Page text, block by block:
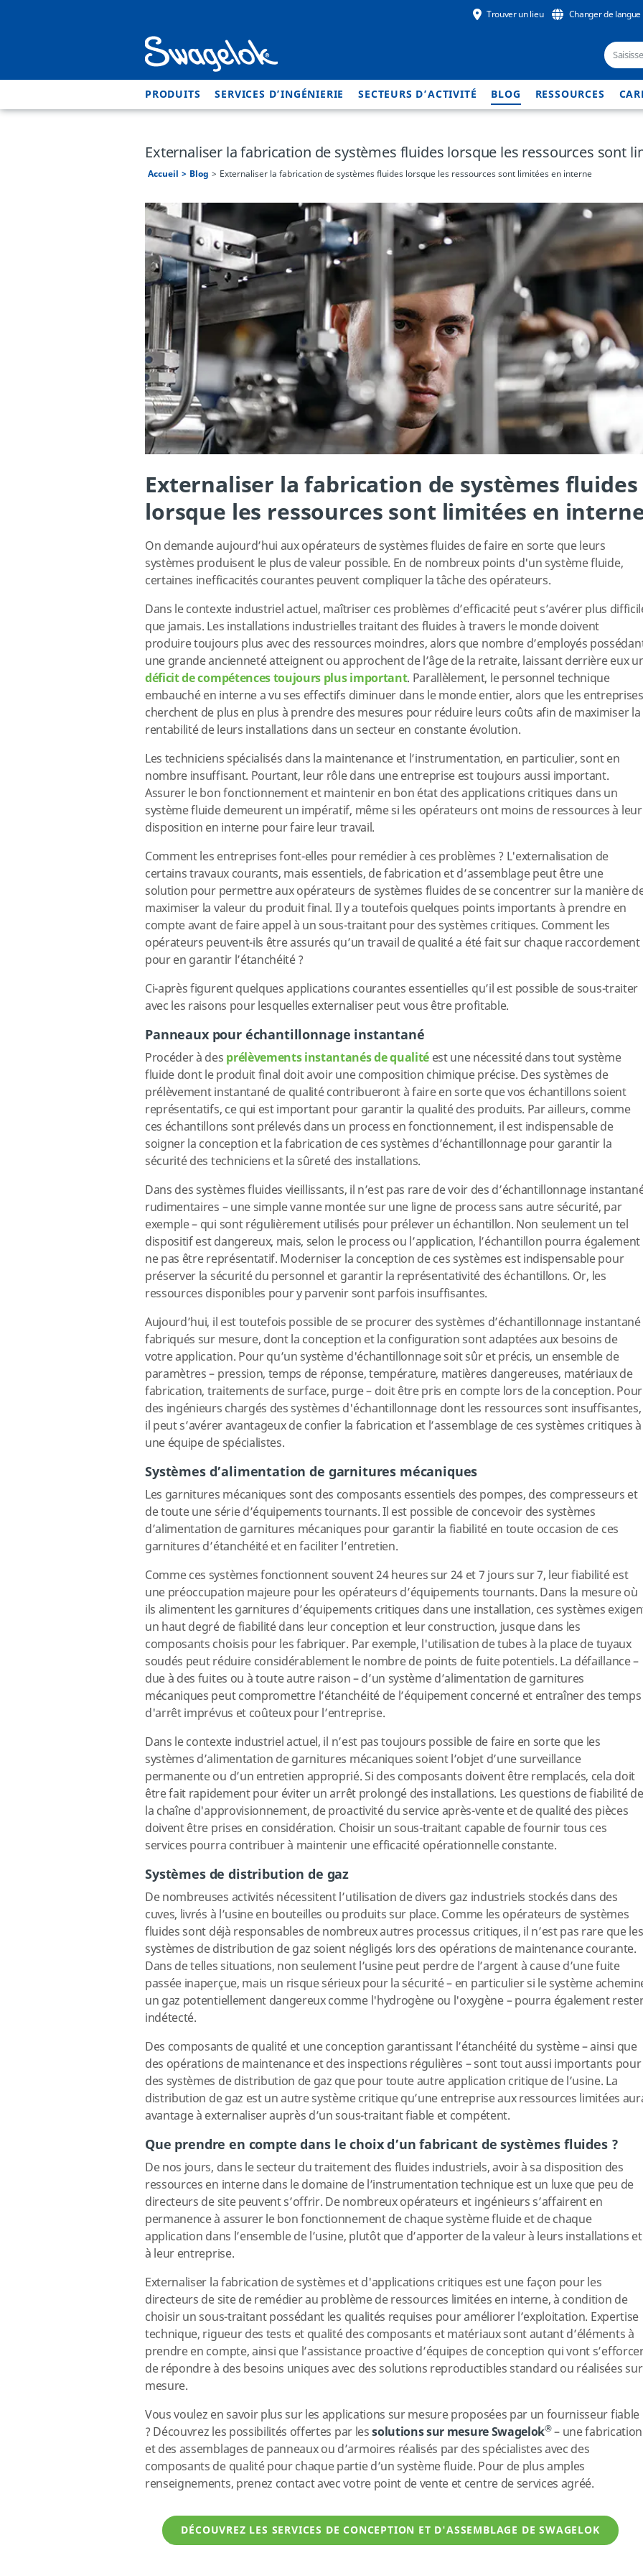
Trouver un lieu Changer de langue
PRODUITS SERVICES D’INGÉNIERIE SECTEURS D’ACTIVITÉ BLOG RESSOURCES
Externaliser la fabrication de systèmes fluides lorsque les ressources sont
Accueil Blog Externaliser la fabrication de systèmes fluides lorsque les ressources sont limitées en interne
Externaliser la fabrication de systèmes fluides
lorsque les ressources sont limitées en
On demande aujourd’hui aux opérateurs de systèmes fluides de faire en sorte que leurs
systèmes produisent le plus de valeur possible. En de nombreux points d'un système fluide,
certaines inefficacités courantes peuvent compliquer la tâche des opérateurs.
Dans le contexte industriel actuel, maîtriser ces problèmes d’efficacité peut s’avérer plus
que jamais. Les installations industrielles traitant des fluides à travers le monde doivent
produire toujours plus avec des ressources moindres, alors que nombre d’employés
une grande ancienneté atteignent ou approchent de l’âge de la retraite, laissant derrière eux
déficit de compétences toujours plus important. Parallèlement, le personnel technique
embauché en interne a vu ses effectifs diminuer dans le monde entier, alors que les entreprises
cherchent de plus en plus à prendre des mesures pour réduire leurs coûts afin de maximiser la
rentabilité de leurs installations dans un secteur en constante évolution.
Les techniciens spécialisés dans la maintenance et l’instrumentation, en particulier, sont en
nombre insuffisant. Pourtant, leur rôle dans une entreprise est toujours aussi important.
Assurer le bon fonctionnement et maintenir en bon état des applications critiques dans un
système fluide demeurent un impératif, même si les opérateurs ont moins de ressources à leur
disposition en interne pour faire leur travail.
Comment les entreprises font-elles pour remédier à ces problèmes ? L'externalisation de
certains travaux courants, mais essentiels, de fabrication et d’assemblage peut être une
solution pour permettre aux opérateurs de systèmes fluides de se concentrer sur la manière
maximiser la valeur du produit final. Il y a toutefois quelques points importants à prendre en
compte avant de faire appel à un sous-traitant pour des systèmes critiques. Comment les
opérateurs peuvent-ils être assurés qu’un travail de qualité a été fait sur chaque raccordement
pour en garantir l’étanchéité ?
Ci-après figurent quelques applications courantes essentielles qu’il est possible de sous-traiter
avec les raisons pour lesquelles externaliser peut vous être profitable.
Panneaux pour échantillonnage instantané
Procéder à des prélèvements instantanés de qualité est une nécessité dans tout système
fluide dont le produit final doit avoir une composition chimique précise. Des systèmes de
prélèvement instantané de qualité contribueront à faire en sorte que vos échantillons soient
représentatifs, ce qui est important pour garantir la qualité des produits. Par ailleurs, comme
ces échantillons sont prélevés dans un process en fonctionnement, il est indispensable de
soigner la conception et la fabrication de ces systèmes d’échantillonnage pour garantir la
sécurité des techniciens et la sûreté des installations.
Dans des systèmes fluides vieillissants, il n’est pas rare de voir des d’échantillonnage
rudimentaires – une simple vanne montée sur une ligne de process sans autre sécurité, par
exemple – qui sont régulièrement utilisés pour prélever un échantillon. Non seulement un tel
dispositif est dangereux, mais, selon le process ou l’application, l’échantillon pourra également
ne pas être représentatif. Moderniser la conception de ces systèmes est indispensable pour
préserver la sécurité du personnel et garantir la représentativité des échantillons. Or, les
ressources disponibles pour y parvenir sont parfois insuffisantes.
Aujourd’hui, il est toutefois possible de se procurer des systèmes d’échantillonnage instantané
fabriqués sur mesure, dont la conception et la configuration sont adaptées aux besoins de
votre application. Pour qu’un système d'échantillonnage soit sûr et précis, un ensemble de
paramètres – pression, temps de réponse, température, matières dangereuses, matériaux de
fabrication, traitements de surface, purge – doit être pris en compte lors de la conception. Pour
des ingénieurs chargés des systèmes d'échantillonnage dont les ressources sont insuffisantes,
il peut s’avérer avantageux de confier la fabrication et l’assemblage de ces systèmes critiques à
une équipe de spécialistes.
Systèmes d’alimentation de garnitures mécaniques
Les garnitures mécaniques sont des composants essentiels des pompes, des compresseurs et
de toute une série d’équipements tournants. Il est possible de concevoir des systèmes
d’alimentation de garnitures mécaniques pour garantir la fiabilité en toute occasion de ces
garnitures d’étanchéité et en faciliter l’entretien.
Comme ces systèmes fonctionnent souvent 24 heures sur 24 et 7 jours sur 7, leur fiabilité est
une préoccupation majeure pour les opérateurs d’équipements tournants. Dans la mesure où
ils alimentent les garnitures d’équipements critiques dans une installation, ces systèmes
un haut degré de fiabilité dans leur conception et leur construction, jusque dans les
composants choisis pour les fabriquer. Par exemple, l'utilisation de tubes à la place de tuyaux
soudés peut réduire considérablement le nombre de points de fuite potentiels. La défaillance –
due à des fuites ou à toute autre raison – d’un système d’alimentation de garnitures
mécaniques peut compromettre l’étanchéité de l’équipement concerné et entraîner des temps
d'arrêt imprévus et coûteux pour l’entreprise.
Dans le contexte industriel actuel, il n’est pas toujours possible de faire en sorte que les
systèmes d’alimentation de garnitures mécaniques soient l’objet d’une surveillance
permanente ou d’un entretien approprié. Si des composants doivent être remplacés, cela doit
être fait rapidement pour éviter un arrêt prolongé des installations. Les questions de fiabilité de
la chaîne d'approvisionnement, de proactivité du service après-vente et de qualité des pièces
doivent être prises en considération. Choisir un sous-traitant capable de fournir tous ces
services pourra contribuer à maintenir une efficacité opérationnelle constante.
Systèmes de distribution de gaz
De nombreuses activités nécessitent l’utilisation de divers gaz industriels stockés dans des
cuves, livrés à l’usine en bouteilles ou produits sur place. Comme les opérateurs de systèmes
fluides sont déjà responsables de nombreux autres processus critiques, il n’est pas rare que les
systèmes de distribution de gaz soient négligés lors des opérations de maintenance courante.
Dans de telles situations, non seulement l’usine peut perdre de l’argent à cause d’une fuite
passée inaperçue, mais un risque sérieux pour la sécurité – en particulier si le système
un gaz potentiellement dangereux comme l'hydrogène ou l'oxygène – pourra également
indétecté.
Des composants de qualité et une conception garantissant l’étanchéité du système – ainsi que
des opérations de maintenance et des inspections régulières – sont tout aussi importants pour
des systèmes de distribution de gaz que pour toute autre application critique de l’usine. La
distribution de gaz est un autre système critique qu’une entreprise aux ressources limitées
avantage à externaliser auprès d’un sous-traitant fiable et compétent.
Que prendre en compte dans le choix d’un fabricant de systèmes fluides ?
De nos jours, dans le secteur du traitement des fluides industriels, avoir à sa disposition des
ressources en interne dans le domaine de l’instrumentation technique est un luxe que peu de
directeurs de site peuvent s’offrir. De nombreux opérateurs et ingénieurs s’affairent en
permanence à assurer le bon fonctionnement de chaque système fluide et de chaque
application dans l’ensemble de l’usine, plutôt que d’apporter de la valeur à leurs installations et
à leur entreprise.
Externaliser la fabrication de systèmes et d'applications critiques est une façon pour les
directeurs de site de remédier au problème de ressources limitées en interne, à condition de
choisir un sous-traitant possédant les qualités requises pour améliorer l’exploitation. Expertise
technique, rigueur des tests et qualité des composants et matériaux sont autant d’éléments à
prendre en compte, ainsi que l’assistance proactive d’équipes de conception qui vont
de répondre à des besoins uniques avec des solutions reproductibles standard ou réalisées sur
mesure.
Vous voulez en savoir plus sur les applications sur mesure proposées par un fournisseur fiable
? Découvrez les possibilités offertes par lessolutions sur mesure Swagelok®– une fabrication
et des assemblages de panneaux ou d’armoires réalisés par des spécialistes avec des
composants de qualité pour chaque partie d’un système fluide. Pour de plus amples
renseignements, prenez contact avec votre point de vente et centre de services agréé.
DÉCOUVREZ LES SERVICES DE CONCEPTION ET D'ASSEMBLAGE DE SWAGELOK